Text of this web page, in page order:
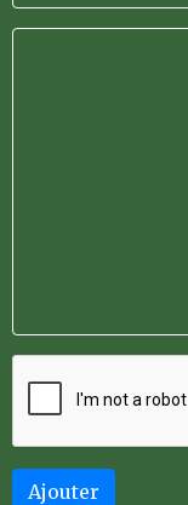
Ajouter